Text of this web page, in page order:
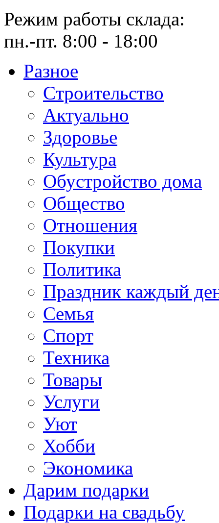
Режим работы склада:
пн.-пт. 8:00 - 18:00
Разное
Cтроительство
Актуально
Здоровье
Культура
Обустройство дома
Общество
Отношения
Покупки
Политика
Праздник каждый
Семья
Спорт
Техника
Товары
Услуги
Уют
Хобби
Экономика
Дарим подарки
Подарки на свадьбу